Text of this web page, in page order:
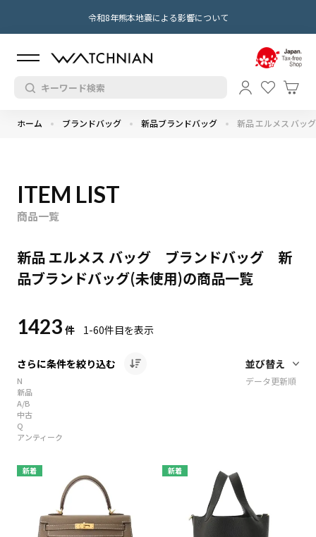
令和8年熊本地震による影響について
ホーム ブランドバッグ 新品ブランドバッグ 新品 エルメス バッグ
ITEM LIST
商品一覧
新品 エルメス バッグ ブランドバッグ 新
品ブランドバッグ(未使用)の商品一覧
1423 件 1-60件目を表示
さらに条件を絞り込む
N
新品
A/B
中古
Q
アンティーク
データ更新順
新着 新着